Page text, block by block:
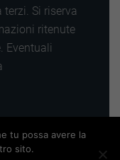
Si riserva
ritenute
Eventuali
|Sitemap|
tu possa avere la
sito.